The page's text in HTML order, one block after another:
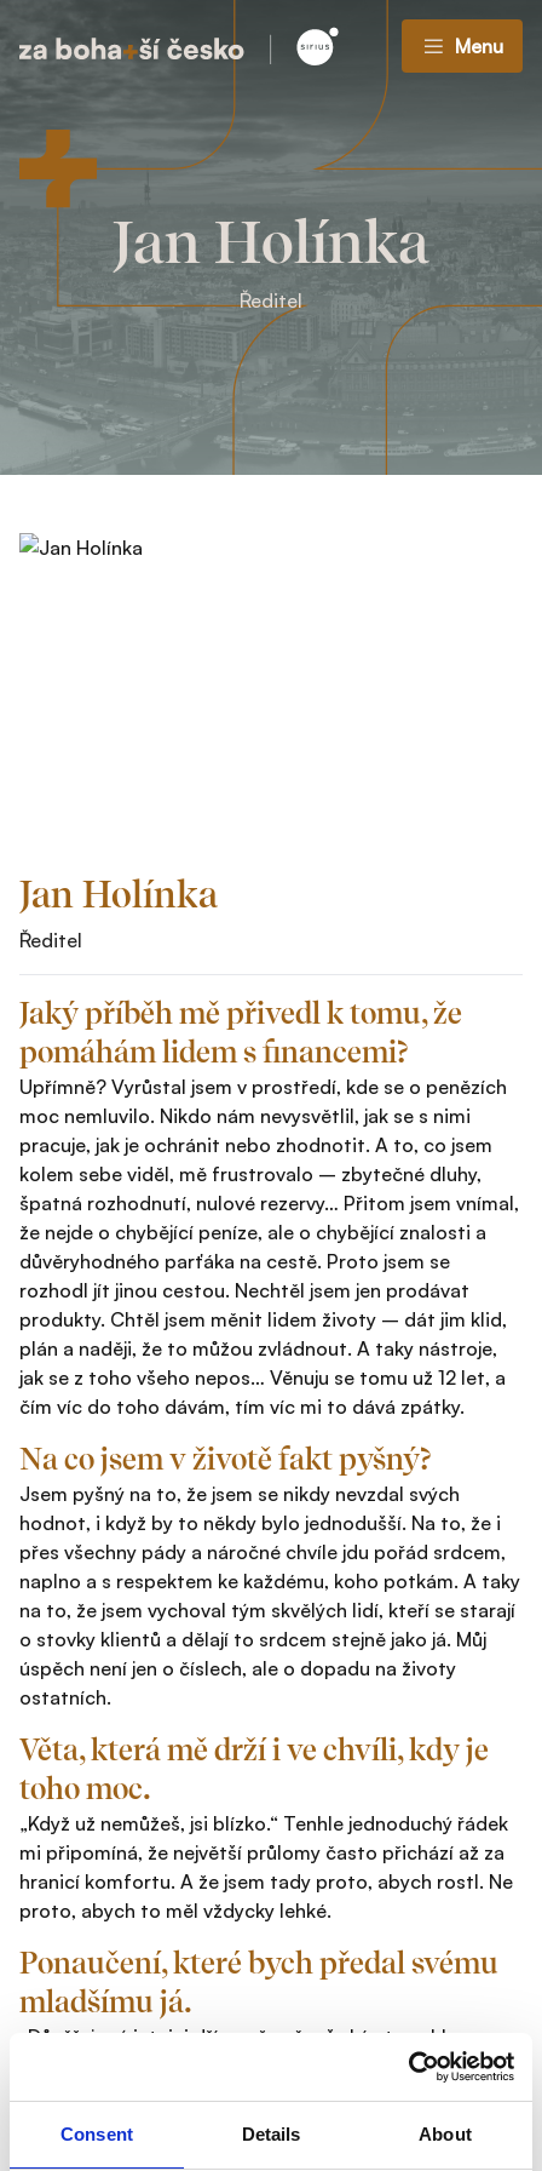
Consent Details About
Menu
Jan Holínka
Ředitel
Jan Holínka
Ředitel
Jaký příběh mě přivedl k tomu, že
pomáhám lidem s financemi?
Upřímně? Vyrůstal jsem v prostředí, kde se o penězích
moc nemluvilo. Nikdo nám nevysvětlil, jak se s nimi
pracuje, jak je ochránit nebo zhodnotit. A to, co jsem
kolem sebe viděl, mě frustrovalo – zbytečné dluhy,
špatná rozhodnutí, nulové rezervy… Přitom jsem vnímal,
že nejde o chybějící peníze, ale o chybějící znalosti a
důvěryhodného parťáka na cestě. Proto jsem se
rozhodl jít jinou cestou. Nechtěl jsem jen prodávat
produkty. Chtěl jsem měnit lidem životy – dát jim klid,
plán a naději, že to můžou zvládnout. A taky nástroje,
jak se z toho všeho nepos… Věnuju se tomu už 12 let, a
čím víc do toho dávám, tím víc mi to dává zpátky.
Na co jsem v životě fakt pyšný?
Jsem pyšný na to, že jsem se nikdy nevzdal svých
hodnot, i když by to někdy bylo jednodušší. Na to, že i
přes všechny pády a náročné chvíle jdu pořád srdcem,
naplno a s respektem ke každému, koho potkám. A taky
na to, že jsem vychoval tým skvělých lidí, kteří se starají
o stovky klientů a dělají to srdcem stejně jako já. Můj
úspěch není jen o číslech, ale o dopadu na životy
ostatních.
Věta, která mě drží i ve chvíli, kdy je
toho moc.
„Když už nemůžeš, jsi blízko.“ Tenhle jednoduchý řádek
mi připomíná, že největší průlomy často přichází až za
hranicí komfortu. A že jsem tady proto, abych rostl. Ne
proto, abych to měl vždycky lehké.
Ponaučení, které bych předal svému
mladšímu já.
„Důvěřuj svý intuici dřív, než začneš sbírat souhlas
okolí.“ Spoustu let jsem hledal potvrzení zvenčí. Dneska
už vím, že největší síla je uvnitř – v tom, co cítíš, že máš
dělat. Když to děláš opravdově, výsledky přijdou.